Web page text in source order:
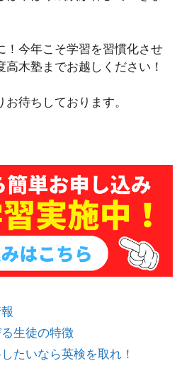
！今年こそ学習を習慣化させ
木塾までお越しください！
待ちしております。
生徒の特徴
たいなら英検を取れ！